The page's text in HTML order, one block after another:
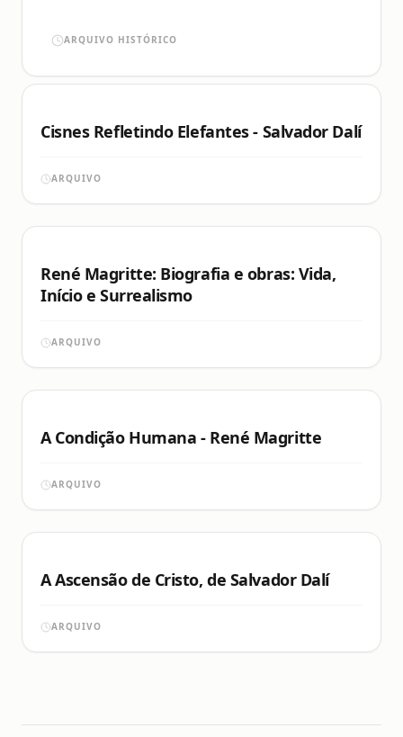
ARQUIVO HISTÓRICO
Cisnes Refletindo Elefantes - Salvador Dalí
ARQUIVO
René Magritte: Biografia e obras: Vida,
Início e Surrealismo
ARQUIVO
A Condição Humana - René Magritte
ARQUIVO
A Ascensão de Cristo, de Salvador Dalí
ARQUIVO